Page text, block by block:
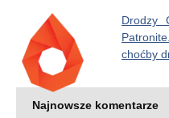
Drodzy
choćby
Najnowsze komentarze